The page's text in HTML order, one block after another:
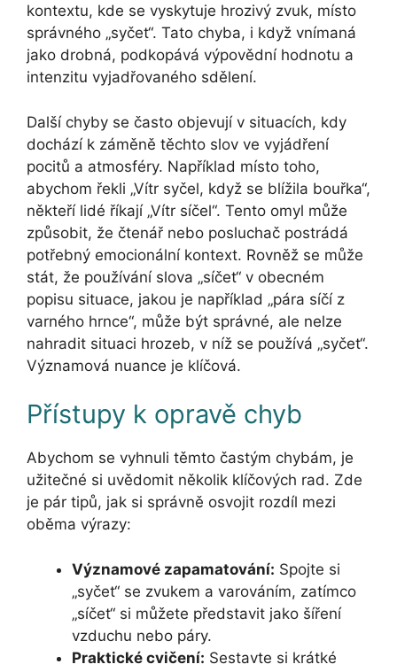
kontextu, kde se vyskytuje hrozivý zvuk, místo
správného „syčet“. Tato chyba, i když vnímaná
jako drobná, podkopává výpovědní hodnotu a
intenzitu vyjadřovaného sdělení.
Další chyby se často objevují v situacích, kdy
dochází k záměně těchto slov ve vyjádření
pocitů a atmosféry. Například místo toho,
abychom řekli „Vítr syčel, když se blížila bouřka“,
někteří lidé říkají „Vítr síčel“. Tento omyl může
způsobit, že čtenář nebo posluchač postrádá
potřebný emocionální kontext. Rovněž se může
stát, že používání slova „síčet“ v obecném
popisu situace, jakou je například „pára síčí z
varného hrnce“, může být správné, ale nelze
nahradit situaci hrozeb, v níž se používá „syčet“.
Významová nuance je klíčová.
Přístupy k opravě chyb
Abychom se vyhnuli těmto častým chybám, je
užitečné si uvědomit několik klíčových rad. Zde
je pár tipů, jak si správně osvojit rozdíl mezi
oběma výrazy:
Významové zapamatování: Spojte si
„syčet“ se zvukem a varováním, zatímco
„síčet“ si můžete představit jako šíření
vzduchu nebo páry.
Praktické cvičení: Sestavte si krátké